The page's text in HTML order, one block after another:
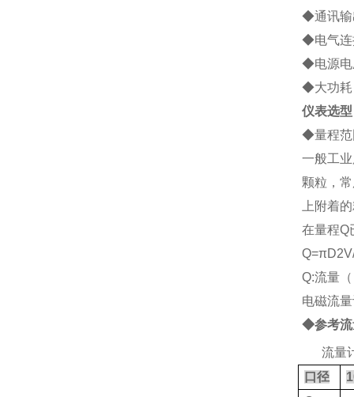
◆通讯输
◆电气连
◆电源电
◆大功耗
仪表选型
◆量程
一般工
颗粒，
上附着
在量程Q
Q=
Q:流量
电磁流
◆参考流
流量
口径